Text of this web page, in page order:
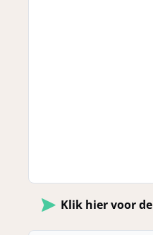
Klik hier voor